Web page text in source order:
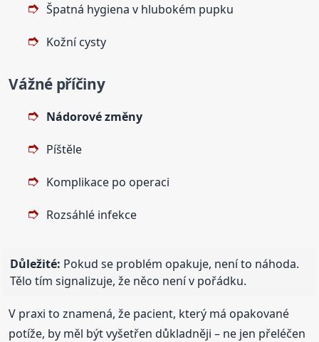
Špatná hygiena v hlubokém pupku
Kožní cysty
Vážné příčiny
Nádorové změny
Píštěle
Komplikace po operaci
Rozsáhlé infekce
Důležité: Pokud se problém opakuje, není to náhoda.
Tělo tím signalizuje, že něco není v pořádku.
V praxi to znamená, že pacient, který má opakované
potíže, by měl být vyšetřen důkladněji – ne jen přeléčen